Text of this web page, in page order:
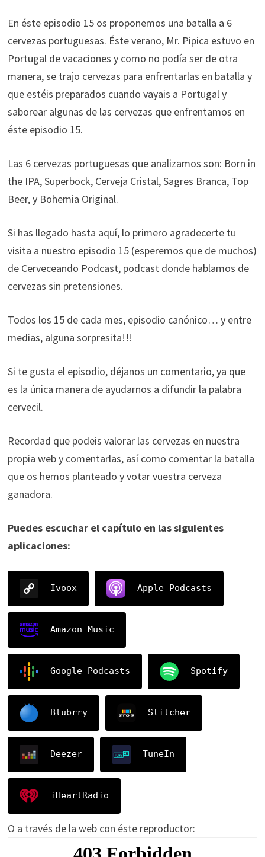
En éste episodio 15 os proponemos una batalla a 6
cervezas portuguesas. Éste verano, Mr. Pipica estuvo en
Portugal de vacaciones y como no podía ser de otra
manera, se trajo cervezas para enfrentarlas en batalla y
que estéis preparados cuando vayais a Portugal y
saborear algunas de las cervezas que enfrentamos en
éste episodio 15.
Las 6 cervezas portuguesas que analizamos son: Born in
the IPA, Superbock, Cerveja Cristal, Sagres Branca, Top
Beer, y Bohemia Original.
Si has llegado hasta aquí, lo primero agradecerte tu
visita a nuestro episodio 15 (esperemos que de muchos)
de Cerveceando Podcast, podcast donde hablamos de
cervezas sin pretensiones.
Todos los 15 de cada mes, episodio canónico… y entre
medias, alguna sorpresita!!!
Si te gusta el episodio, déjanos un comentario, ya que
es la única manera de ayudarnos a difundir la palabra
cervecil.
Recordad que podeis valorar las cervezas en nuestra
propia web y comentarlas, así como comentar la batalla
que os hemos planteado y votar vuestra cerveza
ganadora.
Puedes escuchar el capítulo en las siguientes
aplicaciones:
Ivoox Apple Podcasts
Amazon Music
Google Podcasts Spotify
Blubrry Stitcher
Deezer TuneIn
iHeartRadio
O a través de la web con éste reproductor: